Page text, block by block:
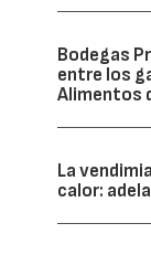
Bodegas
entre los
Alimentos
La
calor: